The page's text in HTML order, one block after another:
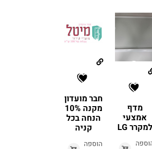
מדף
אמצעי
למקרר LG
חבר מועדון
מקנה 10%
הנחה בכל
קניה
הוספה